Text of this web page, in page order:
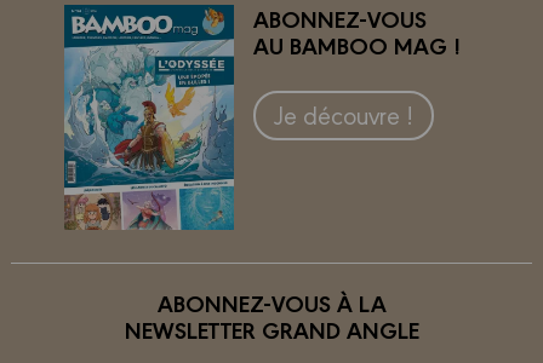
ABONNEZ-VOUS
AU BAMBOO MAG !
Je découvre !
ABONNEZ-VOUS À LA
NEWSLETTER GRAND ANGLE